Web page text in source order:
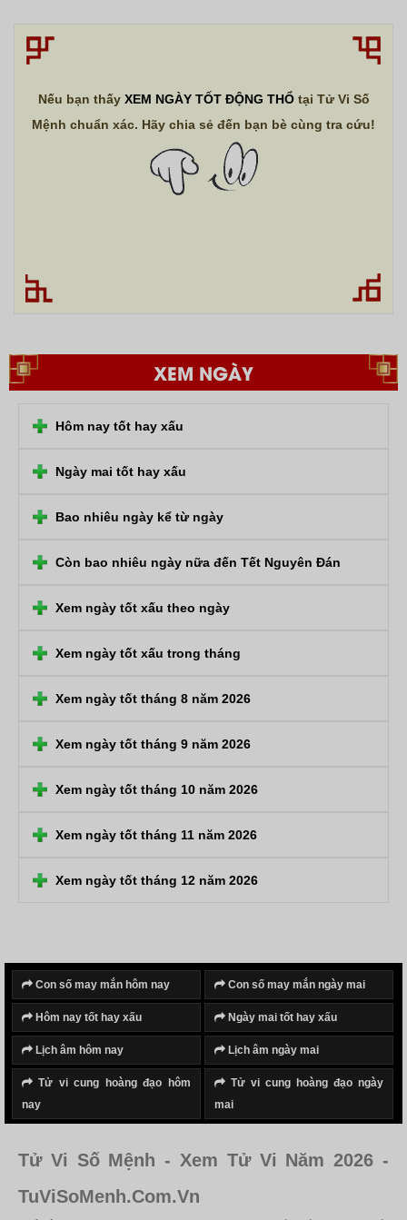
Nếu bạn thấy XEM NGÀY TỐT ĐỘNG THỔtại Tử Vi Số
Mệnh chuẩn xác. Hãy chia sẻ đến bạn bè cùng tra cứu!
XEM NGÀY
Hôm nay tốt hay xấu
Ngày mai tốt hay xấu
Bao nhiêu ngày kể từ ngày
Còn bao nhiêu ngày nữa đến Tết Nguyên Đán
Xem ngày tốt xấu theo ngày
Xem ngày tốt xấu trong tháng
Xem ngày tốt tháng 8 năm 2026
Xem ngày tốt tháng 9 năm 2026
Xem ngày tốt tháng 10 năm 2026
Xem ngày tốt tháng 11 năm 2026
Xem ngày tốt tháng 12 năm 2026
Con số may mắn hôm nay Con số may mắn ngày mai
Hôm nay tốt hay xấu Ngày mai tốt hay xấu
Lịch âm hôm nay Lịch âm ngày mai
Tử vi cung hoàng đạo hôm
nay
Tử vi cung hoàng đạo ngày
mai
Tử Vi Số Mệnh - Xem Tử Vi Năm 2026 -
TuViSoMenh.Com.Vn